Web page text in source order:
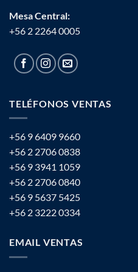
Mesa Central:
+56 2 2264 0005
TELÉFONOS VENTAS
+56 9 6409 9660
+56 2 2706 0838
+56 9 3941 1059
+56 2 2706 0840
+56 9 5637 5425
+56 2 3222 0334
EMAIL VENTAS